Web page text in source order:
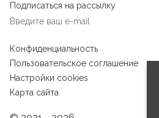
Подписаться на рассылку
Конфиденциальность
Пользовательское соглашение
Настройки cookies
Карта сайта